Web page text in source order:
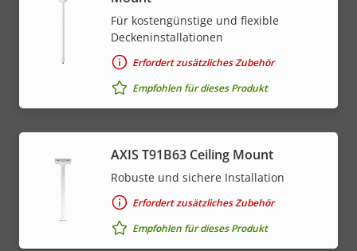
Für kostengünstige und flexible
Deckeninstallationen
Erfordert zusätzliches Zubehör
Empfohlen für dieses Produkt
AXIS T91B63 Ceiling Mount
Robuste und sichere Installation
Erfordert zusätzliches Zubehör
Empfohlen für dieses Produkt